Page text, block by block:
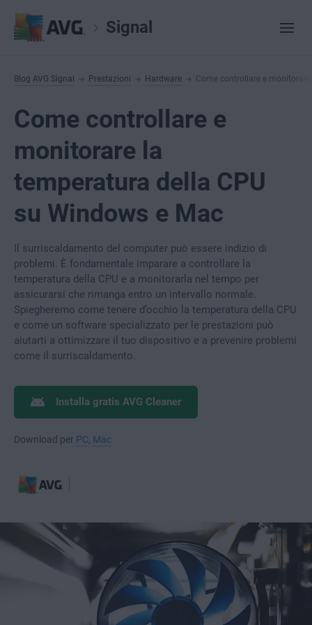
Signal
Blog AVG Signal Prestazioni Hardware Come controllare e
Come controllare e
monitorare la
temperatura della CPU
su Windows e Mac
Il surriscaldamento del computer può essere indizio di
problemi. È fondamentale imparare a controllare la
temperatura della CPU e a monitorarla nel tempo per
assicurarsi che rimanga entro un intervallo normale.
Spiegheremo come tenere d’occhio la temperatura della CPU
e come un software specializzato per le prestazioni può
aiutarti a ottimizzare il tuo dispositivo e a prevenire problemi
come il surriscaldamento.
Installa gratis AVG Cleaner
Download per PC Mac